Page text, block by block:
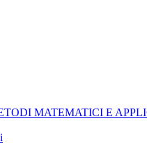
MATEMATICI E